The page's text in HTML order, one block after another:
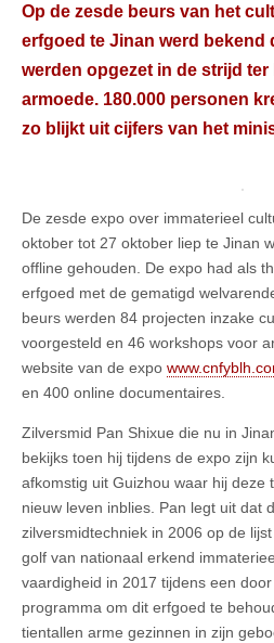
Op de zesde beurs van het
erfgoed te Jinan werd bekend
werden opgezet in de strijd
armoede. 180.000 personen
zo blijkt uit cijfers van het
De zesde expo over immaterieel
oktober tot 27 oktober liep te Jinan
offline gehouden. De expo had als
erfgoed met de gematigd
beurs werden 84 projecten inzake
voorgesteld en 46 workshops voor
website van de expo
en 400 online documentaires.
Zilversmid Pan Shixue die nu in
bekijks toen hij tijdens de expo zijn
afkomstig uit Guizhou waar hij deze
nieuw leven inblies. Pan legt uit dat
zilversmidtechniek in 2006 op de
golf van nationaal erkend
vaardigheid in 2017 tijdens een
programma om dit erfgoed te
tientallen arme gezinnen in zijn